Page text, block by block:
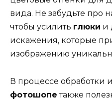
вида. Не забудьте про
чтобы усилить глюки и
искажения, которые
изображению
В процессе обработки
фотошопе также